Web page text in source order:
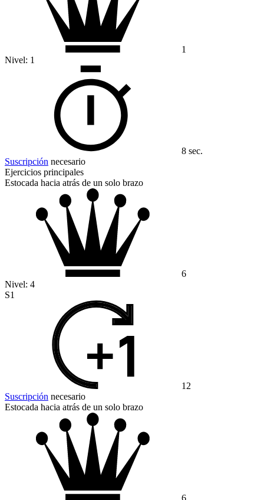
1
Nivel: 1
8 sec.
Suscripción necesario
Ejercicios principales
Estocada hacia atrás de un solo brazo
6
Nivel: 4
S1
12
Suscripción necesario
Estocada hacia atrás de un solo brazo
6